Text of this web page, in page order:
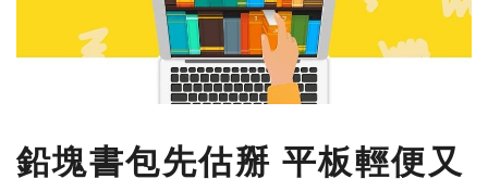
鉛塊書包先估掰 平板輕便又